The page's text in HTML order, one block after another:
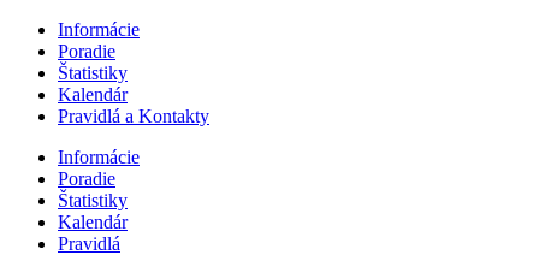
Informácie
Poradie
Štatistiky
Kalendár
Pravidlá a Kontakty
Informácie
Poradie
Štatistiky
Kalendár
Pravidlá